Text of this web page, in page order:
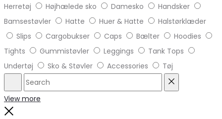
Herretøj
Højhælede sko Damesko
Handsker
Bamsestøvler
Hatte Huer & Hatte
Halstørklæder
Slips
Cargobukser Caps Bælter
Hoodies
Tights
Gummistøvler Leggings
Tank Tops
Undertøj
Sko & Støvler Accessories Tøj
Search
View more